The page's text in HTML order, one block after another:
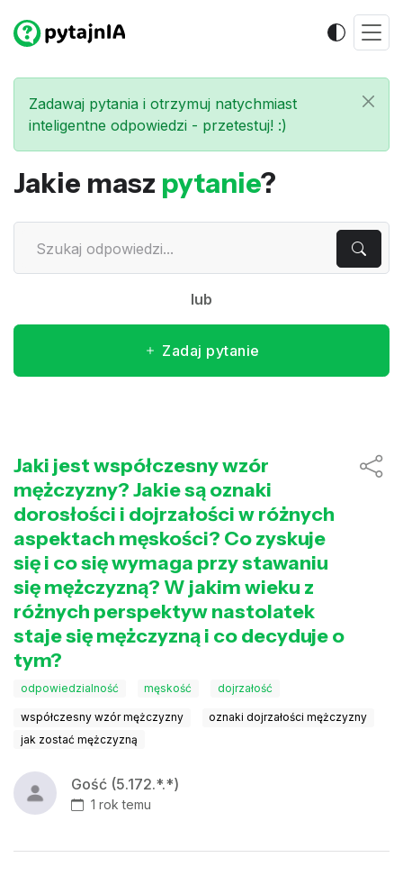
Zadawaj pytania i otrzymuj natychmiast
inteligentne odpowiedzi - przetestuj! :)
Jakie masz pytanie?
lub
Zadaj pytanie
Jaki jest współczesny wzór
mężczyzny? Jakie są oznaki
dorosłości i dojrzałości w różnych
aspektach męskości? Co zyskuje
się i co się wymaga przy stawaniu
się mężczyzną? W jakim wieku z
różnych perspektyw nastolatek
staje się mężczyzną i co decyduje o
tym?
odpowiedzialność męskość dojrzałość
współczesny wzór mężczyzny
oznaki dojrzałości mężczyzny
jak zostać mężczyzną
Gość (5.172.*.*)
1 rok temu